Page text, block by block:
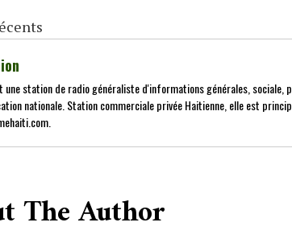
une station de radio généraliste d'informations générales,
nationale. Station commerciale privée Haitienne, elle est
The Author